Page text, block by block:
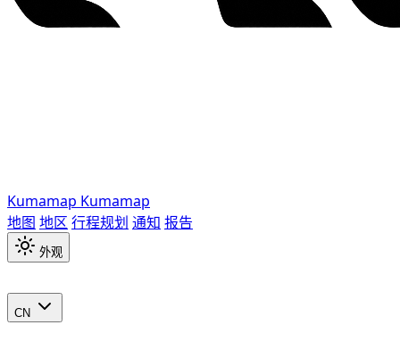
Kumamap Kumamap
地图 地区 行程规划 通知 报告
外观
CN